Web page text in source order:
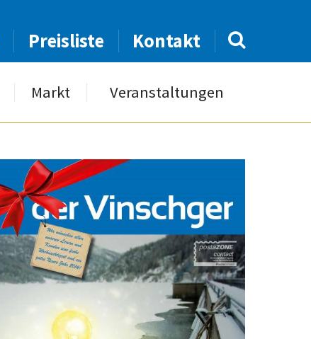
Preisliste Kontakt
Markt Veranstaltungen